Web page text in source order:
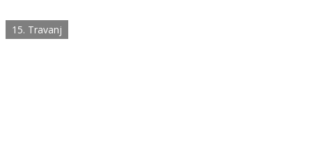
15. Travanj